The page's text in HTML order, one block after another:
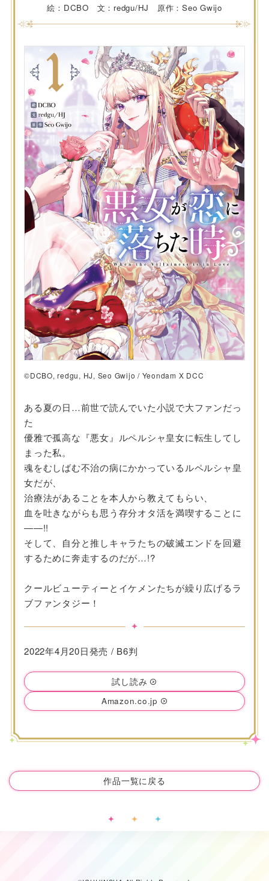
絵：DCBO 文：redgu/HJ 原作：Seo Gwijo
©DCBO, redgu, HJ, Seo Gwijo / Yeondam X DCC
ある夏の日…前世で読んでいた小説で大ファンだっ
た
優雅で孤高な『悪女』ルペルシャ皇女に転生してし
まった私。
魂をむしばむ不治の病にかかっているルペルシャ皇
女だが、
治療法があることを本人から教えてもらい、
血を吐きながらも思う存分オタ活を満喫することに
――!!
そして、自分と推しキャラたちの破滅エンドを回避
するために奔走するのだが…!?
クールビューティーとイケメンたちが繰り広げるラ
ブファンタジー！
2022年4月20日発売 / B6判
試し読み
Amazon.co.jp
作品一覧に戻る